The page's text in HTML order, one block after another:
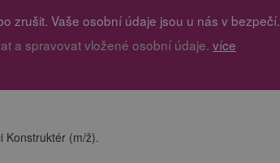
zrušit. Vaše osobní údaje jsou u nás v bezpečí.
a spravovat vložené osobní údaje. více
Konstruktér (m/ž).